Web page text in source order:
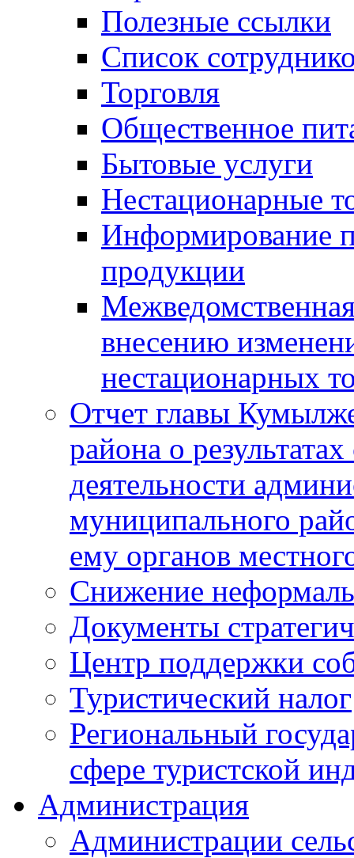
Полезные ссылки
Список
Торговля
Общественное
Бытовые услуги
Нестационарные
Информирование
продукции
внесению
нестационарных
Отчет главы
района о
деятельности
муниципального
ему органов
Снижение
Документы
Центр поддержки
Туристический налог
Региональный
сфере туристской
Администрация
Администрации